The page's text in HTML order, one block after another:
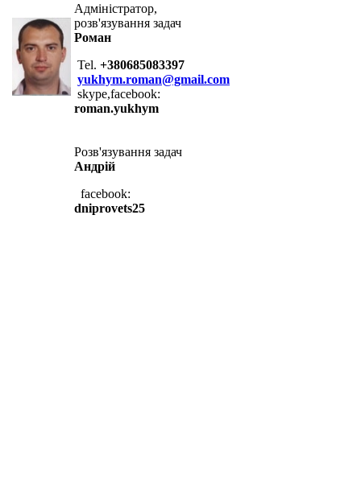
Адміністратор,
розв'язування задач
Роман
Tel. +380685083397
yukhym.roman@gmail.com
skype,facebook:
roman.yukhym
Розв'язування задач
Андрій
facebook:
dniprovets25